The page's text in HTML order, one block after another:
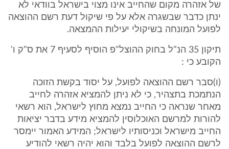
של אזהרה מקום שהחייב אינו מצוי בישראל בוודאי לא
ינתן כדבר שבשגרה אלא על פי שיקול דעת רשם ההוצאה
לפועל המונחה בשיקולי יעילות ההמצאה.
תיקון 35 הנ"ל בחוק ההוצל"פ הוסיף לסעיף 7 את ס"ק ו'
הקובע כי :
(ו)סבר רשם ההוצאה לפועל, על יסוד בקשת הזוכה
הנתמכת בתצהיר, כי לא ניתן להמציא אזהרה לחייב
מאחר שנראה כי החייב נמצא מחוץ לישראל, הוא רשאי
להורות למרשם האוכלוסין להמציא מידע בדבר יציאות
החייב מישראל וכניסותיו לישראל; המידע האמור יימסר
לרשם ההוצאה לפועל בלבד והוא יהיה רשאי להודיע